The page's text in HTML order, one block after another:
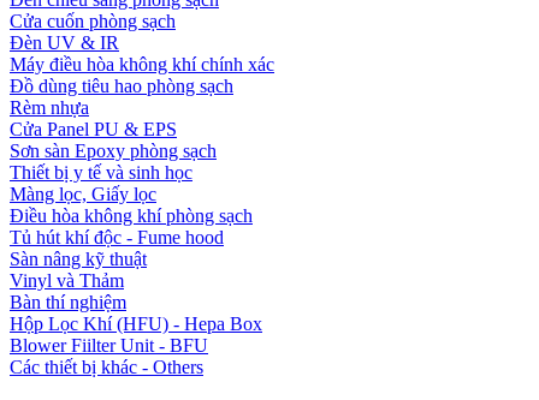
Cửa cuốn phòng sạch
Đèn UV & IR
Máy điều hòa không khí chính xác
Đồ dùng tiêu hao phòng sạch
Rèm nhựa
Cửa Panel PU & EPS
Sơn sàn Epoxy phòng sạch
Thiết bị y tế và sinh học
Màng lọc, Giấy lọc
Điều hòa không khí phòng sạch
Tủ hút khí độc - Fume hood
Sàn nâng kỹ thuật
Vinyl và Thảm
Bàn thí nghiệm
Hộp Lọc Khí (HFU) - Hepa Box
Blower Fiilter Unit - BFU
Các thiết bị khác - Others